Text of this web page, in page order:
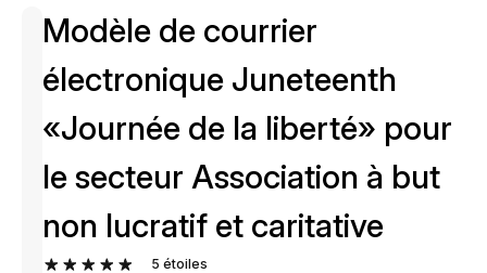
Modèle de courrier
électronique Juneteenth
«Journée de la liberté» pour
le secteur Association à but
non lucratif et caritative
5 étoiles